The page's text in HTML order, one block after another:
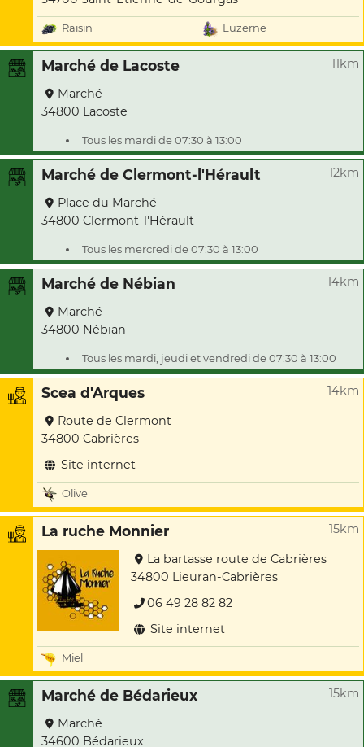
Raisin Luzerne
Marché de Lacoste 11km
Marché
34800 Lacoste
Tous les mardi de 07:30 à 13:00
Marché de Clermont-l'Hérault 12km
Place du Marché
34800 Clermont-l'Hérault
Tous les mercredi de 07:30 à 13:00
Marché de Nébian 14km
Marché
34800 Nébian
Tous les mardi, jeudi et vendredi de 07:30 à 13:00
Scea d'Arques 14km
Route de Clermont
34800 Cabrières
Site internet
Olive
La ruche Monnier 15km
La bartasse route de Cabrières
34800 Lieuran-Cabrières
06 49 28 82 82
Site internet
Miel
Marché de Bédarieux 15km
Marché
34600 Bédarieux